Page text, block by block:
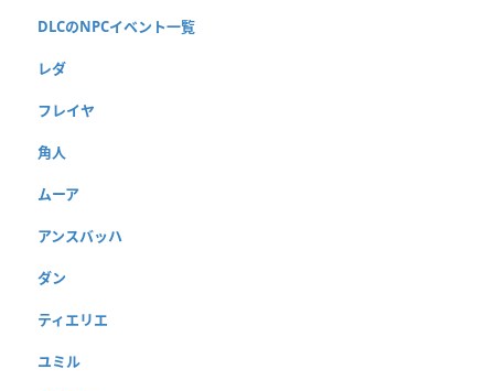
DLCのNPCイベント一覧
レダ
フレイヤ
角人
ムーア
アンスバッハ
ダン
ティエリエ
ユミル